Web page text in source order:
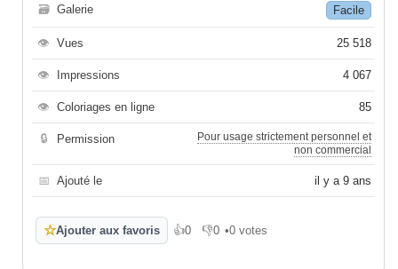
🗃 Galerie Facile
👁 Vues 25 518
👁 Impressions 4 067
👁 Coloriages en ligne 85
🔒 Permission
Pour usage strictement personnel et
non commercial
📅 Ajouté le il y a 9 ans
☆Ajouter aux favoris 👍0
J'aime 👎0
Je n'aime pas
•0 votes